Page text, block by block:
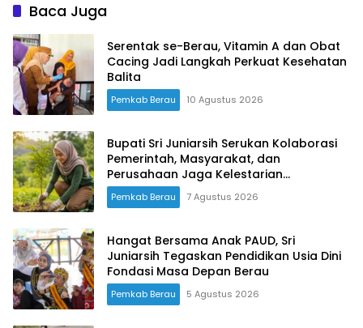
Baca Juga
Serentak se-Berau, Vitamin A dan Obat
Cacing Jadi Langkah Perkuat Kesehatan
Balita
Pemkab Berau 10 Agustus 2026
Bupati Sri Juniarsih Serukan Kolaborasi
Pemerintah, Masyarakat, dan
Perusahaan Jaga Kelestarian
Lingkungan
Pemkab Berau 7 Agustus 2026
Hangat Bersama Anak PAUD, Sri
Juniarsih Tegaskan Pendidikan Usia Dini
Fondasi Masa Depan Berau
Pemkab Berau 5 Agustus 2026